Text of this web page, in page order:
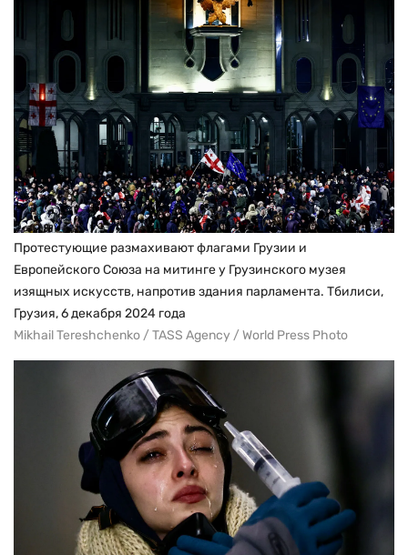
Протестующие размахивают флагами Грузии и
Европейского Союза на митинге у Грузинского музея
изящных искусств, напротив здания парламента. Тбилиси,
Грузия, 6 декабря 2024 года
Mikhail Tereshchenko / TASS Agency / World Press Photo